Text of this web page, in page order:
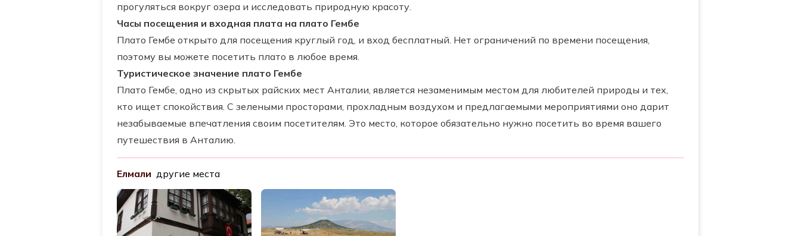
прогуляться вокруг озера и исследовать природную красоту.
Часы посещения и входная плата на плато Гембе
Плато Гембе открыто для посещения круглый год, и вход бесплатный. Нет ограничений по времени посещения,
поэтому вы можете посетить плато в любое время.
Туристическое значение плато Гембе
Плато Гембе, одно из скрытых райских мест Анталии, является незаменимым местом для любителей природы и тех,
кто ищет спокойствия. С зелеными просторами, прохладным воздухом и предлагаемыми мероприятиями оно дарит
незабываемые впечатления своим посетителям. Это место, которое обязательно нужно посетить во время вашего
путешествия в Анталию.
Елмали другие места